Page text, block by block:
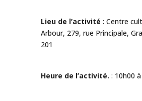
Lieu de l’activité : Centre
Arbour, 279, rue Principale,
201
Heure de l’activité. : 10h00